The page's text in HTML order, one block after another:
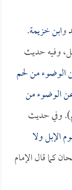
وابن خزيمة.
وفيه حديث
من لحم
الوضوء من
). وفي حديث
الإبل ولا
كما قال الإمام